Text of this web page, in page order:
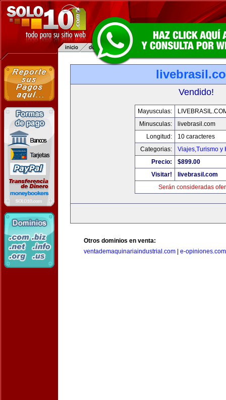
Vendido!
Mayusculas:
Minusculas:
livebrasil.com
Longitud:
10 caracteres
Categorias:
Viajes,Turismo y
Precio:
$899.00
Visitar!
livebrasil.com
Serán consideradas
Otros dominios en venta:
ventademaquinariaindustrial.com
e-opiniones.com